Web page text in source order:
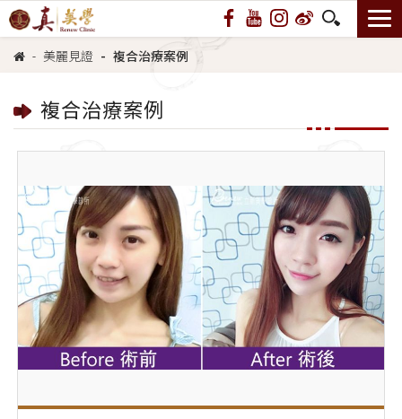
美麗見證 複合治療案例
複合治療案例